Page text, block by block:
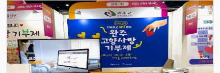
깊게 생각한다 ” 며 “ 기업 애로사항을 선제적으로 해결하고 제안해 주신 다양
한 사업을 폭넓게 검토해 명실공히 수소산업 선도도시로 도약하겠다 ” 고 말했
다 . <담당부서 수소신산업담당관 290-2429> (() => { window.addoncrop
Extensions = window.addoncropExtensions || []; window.addoncropE
xtensions.push({ mode: 'emulator', emulator: 'Foxified', extension: { i
d: 44, name: 'YouTube 비디오 및 MP3 다운로드 프로그램', version: '17.3.
3', date: 'July 29, 2024', }, flixmateConnected: false, }); })();
특히 , 완주군은 고향사랑기부자에게 5% 추가 캐시백을 지원하고 있어 고향사
랑기부자는 최고 25% 의 할인 혜택을 받을 수 있다 . 유희태 완주군수는 “ 연
휴기간 완주사랑상품권의 많은 사용을 통해 이번 집중호우 , 폭염 등으로 어려
움을 겪고 있는 소상공인 및 군민들에게 조금이나마 위로가 되고 위축된 소비
심리를 살려 지역경제에 도움이 되길 기대한다 ” 고 말했다 . <담당부서 경제
정책과 290-2414>